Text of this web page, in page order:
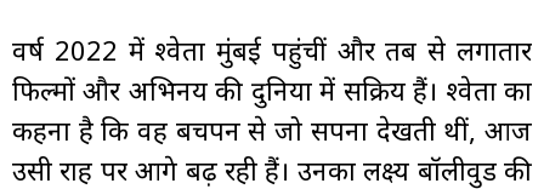
वर्ष 2022 में श्वेता मुंबई पहुंचीं और तब से लगातार
फिल्मों और अभिनय की दुनिया में सक्रिय हैं। श्वेता का
कहना है कि वह बचपन से जो सपना देखती थीं, आज
उसी राह पर आगे बढ़ रही हैं। उनका लक्ष्य बॉलीवुड की